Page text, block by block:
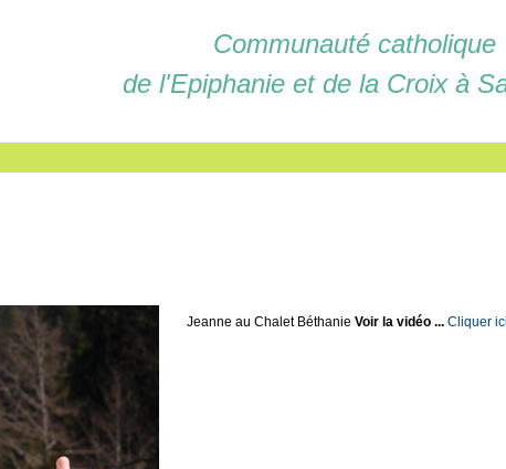
Communauté catholique
de l'Epiphanie et de la Croix à
Jeanne au Chalet Béthanie Voir la vidéo ... Cliquer